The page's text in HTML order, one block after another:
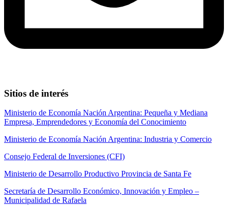
Sitios de interés
Ministerio de Economía Nación Argentina: Pequeña y Mediana
Empresa, Emprendedores y Economía del Conocimiento
Ministerio de Economía Nación Argentina: Industria y Comercio
Consejo Federal de Inversiones (CFI)
Ministerio de Desarrollo Productivo Provincia de Santa Fe
Secretaría de Desarrollo Económico, Innovación y Empleo –
Municipalidad de Rafaela